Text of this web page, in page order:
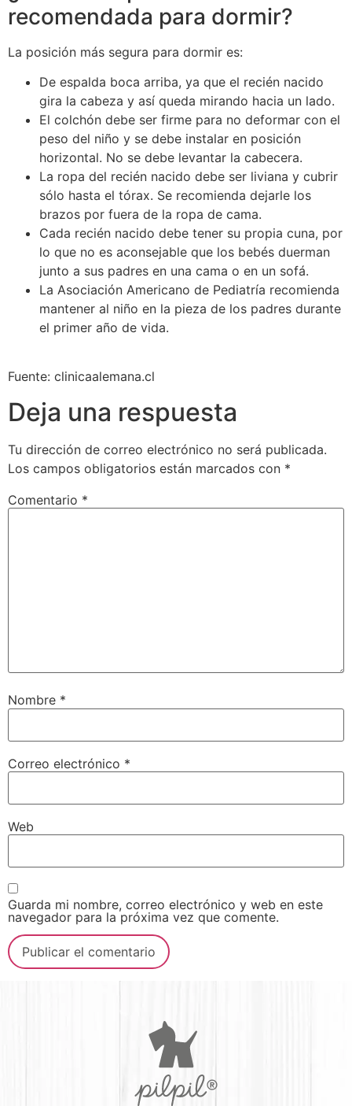
recomendada para dormir?
La posición más segura para dormir es:
De espalda boca arriba, ya que el recién nacido
gira la cabeza y así queda mirando hacia un lado.
El colchón debe ser firme para no deformar con el
peso del niño y se debe instalar en posición
horizontal. No se debe levantar la cabecera.
La ropa del recién nacido debe ser liviana y cubrir
sólo hasta el tórax. Se recomienda dejarle los
brazos por fuera de la ropa de cama.
Cada recién nacido debe tener su propia cuna, por
lo que no es aconsejable que los bebés duerman
junto a sus padres en una cama o en un sofá.
La Asociación Americano de Pediatría recomienda
mantener al niño en la pieza de los padres durante
el primer año de vida.
Fuente: clinicaalemana.cl
Deja una respuesta
Tu dirección de correo electrónico no será publicada.
Los campos obligatorios están marcados con *
Comentario *
Nombre *
Correo electrónico *
Web
Guarda mi nombre, correo electrónico y web en este
navegador para la próxima vez que comente.